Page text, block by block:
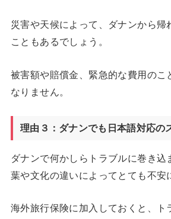
災害や天候によって、ダナンから帰
こともあるでしょう。
被害額や賠償金、緊急的な費用のこ
なりません。
理由３：ダナンでも日本語対応の
ダナンで何かしらトラブルに巻き込
葉や文化の違いによってとても不安
海外旅行保険に加入しておくと、ト